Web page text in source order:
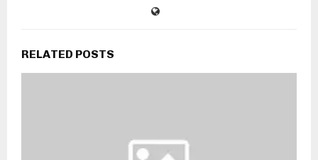
RELATED POSTS